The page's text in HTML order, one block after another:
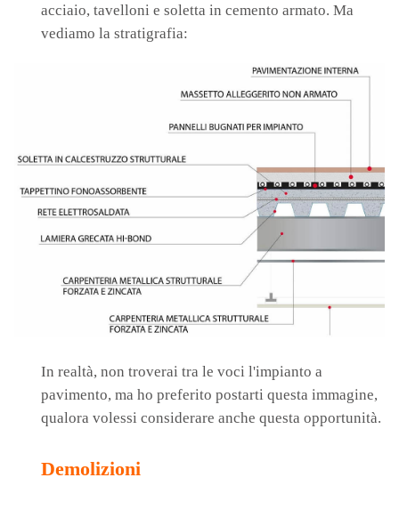
acciaio, tavelloni e soletta in cemento armato. Ma
vediamo la stratigrafia:
In realtà, non troverai tra le voci l'impianto a
pavimento, ma ho preferito postarti questa immagine,
qualora volessi considerare anche questa opportunità.
Demolizioni